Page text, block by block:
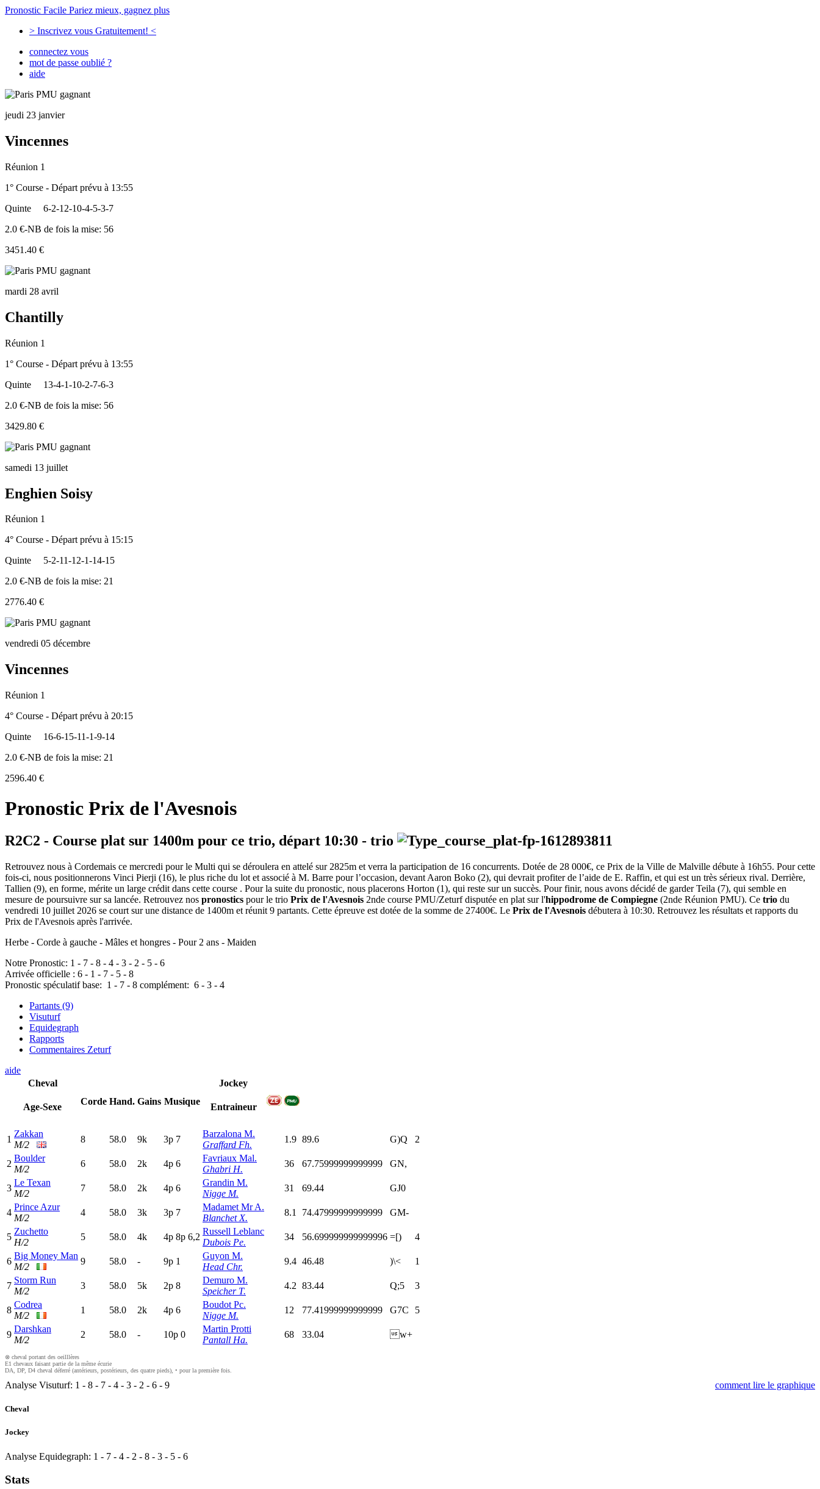
Pronostic Facile Pariez mieux, gagnez plus
> Inscrivez vous Gratuitement! <
connectez vous
mot de passe oublié ?
aide
jeudi 23 janvier
Vincennes
Réunion 1
1° Course - Départ prévu à 13:55
Quinte
6-2-12-10-4-5-3-7
2.0 €-NB de fois la mise: 56
3451.40 €
mardi 28 avril
Chantilly
Réunion 1
1° Course - Départ prévu à 13:55
Quinte
13-4-1-10-2-7-6-3
2.0 €-NB de fois la mise: 56
3429.80 €
samedi 13 juillet
Enghien Soisy
Réunion 1
4° Course - Départ prévu à 15:15
Quinte
5-2-11-12-1-14-15
2.0 €-NB de fois la mise: 21
2776.40 €
vendredi 05 décembre
Vincennes
Réunion 1
4° Course - Départ prévu à 20:15
Quinte
16-6-15-11-1-9-14
2.0 €-NB de fois la mise: 21
2596.40 €
Pronostic Prix de l'Avesnois
R2C2 - Course plat sur 1400m pour ce trio, départ 10:30 - trio
Retrouvez nous à Cordemais ce mercredi pour le Multi qui se déroulera en attelé sur 2825m et verra la participation de 16 concurrents. Dotée de 28 000€, ce Prix de la Ville de Malville débute à 16h55. Pour cette
fois-ci, nous positionnerons Vinci Pierji (16), le plus riche du lot et associé à M. Barre pour l’occasion, devant Aaron Boko (2), qui devrait profiter de l’aide de E. Raffin, et qui est un très sérieux rival. Derrière,
Tallien (9), en forme, mérite un large crédit dans cette course . Pour la suite du pronostic, nous placerons Horton (1), qui reste sur un succès. Pour finir, nous avons décidé de garder Teila (7), qui semble en
mesure de poursuivre sur sa lancée. Retrouvez nos pronostics pour le trio Prix de l'Avesnois 2nde course PMU/Zeturf disputée en plat sur l'hippodrome de Compiegne (2nde Réunion PMU). Ce trio du
vendredi 10 juillet 2026 se court sur une distance de 1400m et réunit 9 partants. Cette épreuve est dotée de la somme de 27400€. Le Prix de l'Avesnois débutera à 10:30. Retrouvez les résultats et rapports du
Prix de l'Avesnois après l'arrivée.
Herbe - Corde à gauche - Mâles et hongres - Pour 2 ans - Maiden
Notre Pronostic: 1 - 7 - 8 - 4 - 3 - 2 - 5 - 6
Arrivée officielle : 6 - 1 - 7 - 5 - 8
Pronostic spéculatif base: 1 - 7 - 8 complément: 6 - 3 - 4
Partants (9)
Visuturf
Equidegraph
Rapports
Commentaires Zeturf
aide
Cheval
Age-Sexe
Corde Hand. Gains Musique
Jockey
Entraineur
1
Zakkan
M/2
8 58.0 9k 3p 7
Barzalona M.
Graffard Fh.
1.9 89.6 G)Q 2
2
Boulder
M/2
6 58.0 2k 4p 6
Favriaux Mal.
Ghabri H.
36 67.75999999999999 GN,
3
Le Texan
M/2
7 58.0 2k 4p 6
Grandin M.
Nigge M.
31 69.44 GJ0
4
Prince Azur
M/2
4 58.0 3k 3p 7
Madamet Mr A.
Blanchet X.
8.1 74.47999999999999 GM-
5
Zuchetto
H/2
5 58.0 4k 4p 8p 6,2
Russell Leblanc
Dubois Pe.
34 56.699999999999996 =[) 4
6
Big Money Man
M/2
9 58.0 - 9p 1
Guyon M.
Head Chr.
9.4 46.48 )\< 1
7
Storm Run
M/2
3 58.0 5k 2p 8
Demuro M.
Speicher T.
4.2 83.44 Q;5 3
8
Codrea
M/2
1 58.0 2k 4p 6
Boudot Pc.
Nigge M.
12 77.41999999999999 G7C 5
9
Darshkan
M/2
2 58.0 - 10p 0
Martin Protti
Pantall Ha.
68 33.04 w+
⊗ cheval portant des oeilllères
E1 chevaux faisant partie de la même écurie
DA, DP, D4 cheval déferré (antérieurs, postérieurs, des quatre pieds), • pour la première fois.
Analyse Visuturf: 1 - 8 - 7 - 4 - 3 - 2 - 6 - 9 comment lire le graphique
Cheval
Jockey
Analyse Equidegraph: 1 - 7 - 4 - 2 - 8 - 3 - 5 - 6
Stats